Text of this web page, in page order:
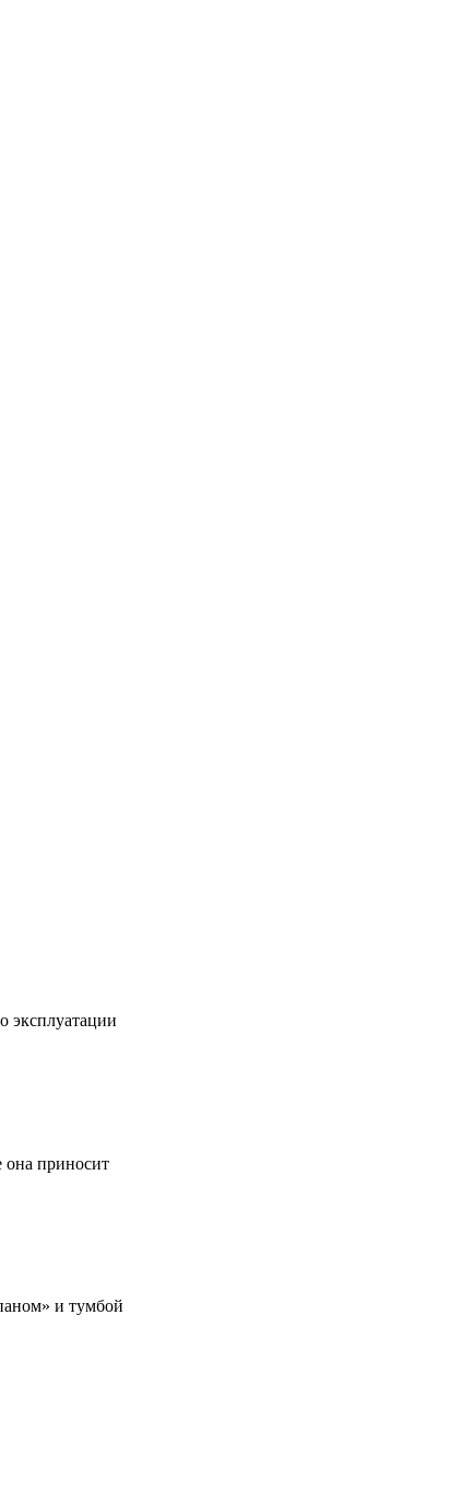
эксплуатации
она приносит
и тумбой